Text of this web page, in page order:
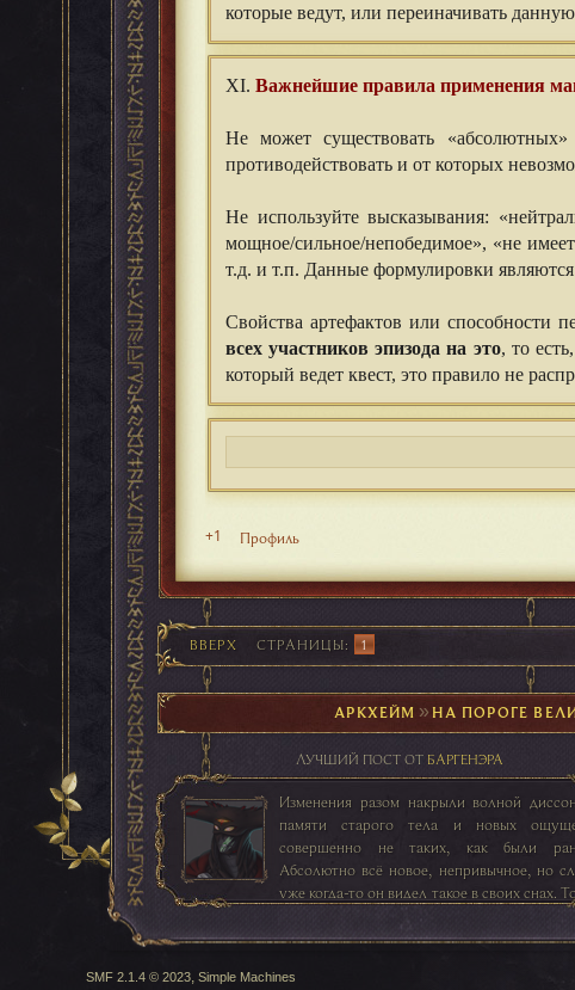
которые ведут, или переиначивать
XI. Важнейшие правила применения
Не может существовать
противодействовать и от которых
Не используйте высказывания:
мощное/сильное/непобедимое», «не
т.д. и т.п. Данные формулировки
Свойства артефактов или способности
всех участников эпизода на это, то
который ведет квест, это правило не
+1 Профиль
ВВЕРХ СТРАНИЦЫ 1
АРКХЕЙМ ►НА ПОРОГЕ
ЛУЧШИЙ ПОСТ ОТ БАРГЕНЭРА
Изменения разом накрыли волной
памяти старого тела и новых
совершенно не таких, как были
Абсолютно всё новое, непривычное, но
уже когда-то он видел такое в своих снах.
каждый раз он просыпался и сон
пепел, растворяясь в лучах солнца и
оставалось, а свежие, неподдельные
SMF 2.1.4 © 2023, Simple Machines